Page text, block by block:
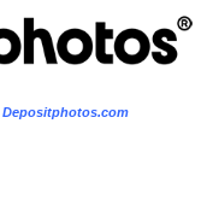
Depositphotos.com